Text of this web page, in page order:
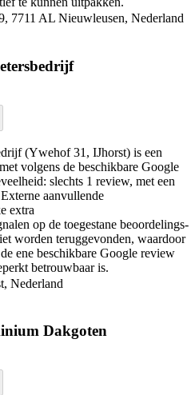
7711 AL Nieuwleusen, Nederland
(Ywehof 31, IJhorst) is een
volgens de beschikbare Google
slechts 1 review, met een
aanvullende
extra
op de toegestane beoordelings-
worden teruggevonden, waardoor
ene beschikbare Google review
betrouwbaar is.
Nederland
Dakgoten